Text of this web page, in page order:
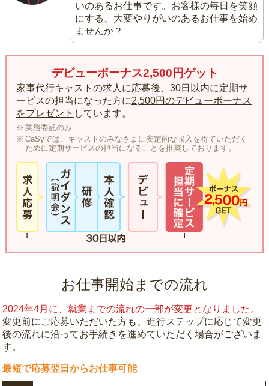
いのあるお仕事です。お客様の毎日を笑顔
にする、大変やりがいのあるお仕事を始め
ませんか？
デビューボーナス2,500円ゲット
家事代行キャストの求人に応募後、30日以内に定期サ
ービスの担当になった方に2,500円のデビューボーナス
をプレゼント しています。
業務委託のみ
CaSyでは、キャストのみなさまに安定的な収入を得ていただく
ために定期サービスの担当になることを推奨しております。
お仕事開始までの流れ
2024年4月に、就業までの流れの一部が変更となりました。
変更前にご応募いただいた方も、進行ステップに応じて変更
後の流れに沿ってお手続きを進めていただく場合がございま
す。
最短で応募翌日からお仕事可能